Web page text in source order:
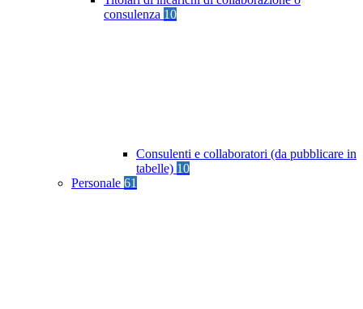
consulenza 10
Consulenti e collaboratori (da pubblicare in
tabelle) 10
Personale 61